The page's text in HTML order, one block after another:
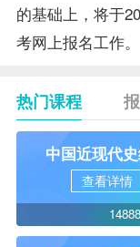
的基础上，将于
考网上报名工作。
热门课程
中国近现代
查看详情